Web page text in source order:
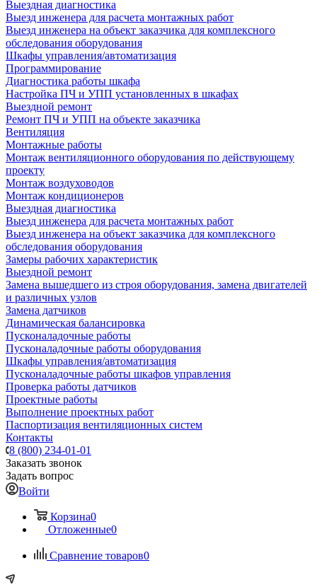
Выездная диагностика
Выезд инженера для расчета монтажных работ
Выезд инженера на объект заказчика для комплексного
обследования оборудования
Шкафы управления/автоматизация
Программирование
Диагностика работы шкафа
Настройка ПЧ и УПП установленных в шкафах
Выездной ремонт
Ремонт ПЧ и УПП на объекте заказчика
Вентиляция
Монтажные работы
Монтаж вентиляционного оборудования по действующему
проекту
Монтаж воздуховодов
Монтаж кондиционеров
Выездная диагностика
Выезд инженера для расчета монтажных работ
Выезд инженера на объект заказчика для комплексного
обследования оборудования
Замеры рабочих характеристик
Выездной ремонт
Замена вышедшего из строя оборудования, замена двигателей
и различных узлов
Замена датчиков
Динамическая балансировка
Пусконаладочные работы
Пусконаладочные работы оборудования
Шкафы управления/автоматизация
Пусконаладочные работы шкафов управления
Проверка работы датчиков
Проектные работы
Выполнение проектных работ
Паспортизация вентиляционных систем
Контакты
8 (800) 234-01-01
Заказать звонок
Задать вопрос
Войти
Корзина0
Отложенные0
Сравнение товаров0